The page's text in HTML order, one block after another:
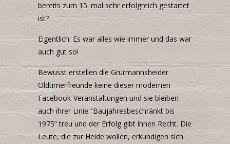
bereits zum 15. mal sehr erfolgreich gestartet
ist?
Eigentlich: Es war alles wie immer und das war
auch gut so!
Bewusst erstellen die Grürmannsheider
Oldtimerfreunde keine dieser modernen
Facebook-Veranstaltungen und sie bleiben
auch ihrer Linie “Baujahresbeschränkt bis
1975” treu und der Erfolg gibt ihnen Recht. Die
Leute, die zur Heide wollen, erkundigen sich